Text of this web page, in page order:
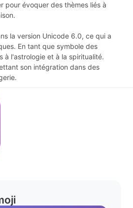
pour évoquer des thèmes liés à
la version Unicode 6.0, ce qui a
En tant que symbole des
à l'astrologie et à la spiritualité.
son intégration dans des